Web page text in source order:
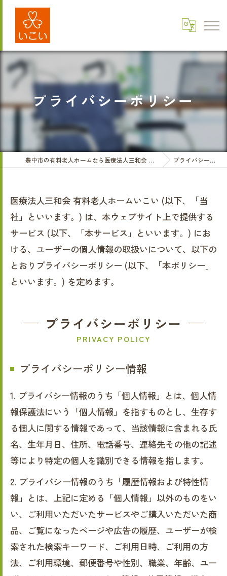
プライバシーポリシー
豊中市の有料老人ホームなら医療法人三和会 有料老人ホームいこい プライバシーポリシー
医療法人三和会 有料老人ホームいこい (以下、「当
社」といいます。) は、本ウェブサイト上で提供する
サービス (以下、「本サービス」といいます。) にお
ける、ユーザーの個人情報の取扱いについて、以下の
とおりプライバシーポリシー (以下、「本ポリシー」
といいます。) を定めます。
プライバシーポリシー
PRIVACY POLICY
プライバシーポリシー情報
1. プライバシー情報のうち「個人情報」とは、個人情
報保護法にいう「個人情報」を指すものとし、生存す
る個人に関する情報であって、当該情報に含まれる氏
名、生年月日、住所、電話番号、連絡先その他の記述
等により特定の個人を識別できる情報を指します。
2. プライバシー情報のうち「履歴情報および特性情
報」とは、上記に定める「個人情報」以外のものをい
い、ご利用いただいたサービスやご購入いただいた商
品、ご覧になったページや広告の履歴、ユーザーが検
索された検索キーワード、ご利用日時、ご利用の方
法、ご利用環境、郵便番号や性別、職業、年齢、ユー